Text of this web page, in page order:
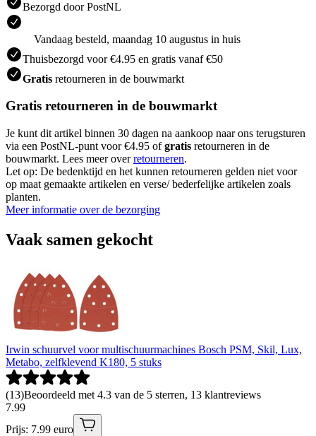
Bezorgd door PostNL
Vandaag besteld, maandag 10 augustus in huis
Thuisbezorgd voor €4.95 en gratis vanaf €50
Gratis retourneren in de bouwmarkt
Gratis retourneren in de bouwmarkt
Je kunt dit artikel binnen 30 dagen na aankoop naar ons terugsturen
via een PostNL-punt voor €4.95 ofgratis retourneren in de
bouwmarkt. Lees meer overretourneren.
Let op: De bedenktijd en het kunnen retourneren gelden niet voor
op maat gemaakte artikelen en verse/ bederfelijke artikelen zoals
planten.
Meer informatie over de bezorging
Vaak samen gekocht
Irwin schuurvel voor multischuurmachines Bosch PSM, Skil, Lux,
Metabo, zelfklevend K180, 5 stuks
(13)Beoordeeld met 4.3 van de 5 sterren, 13 klantreviews
7.99
Prijs: 7.99 euro